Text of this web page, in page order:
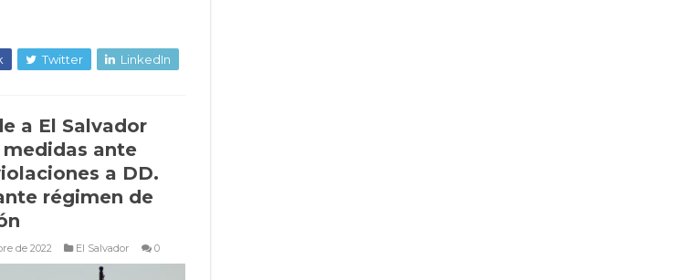
Twitter LinkedIn
a El Salvador
ante
a DD.
régimen de
de 2022 El Salvador 0